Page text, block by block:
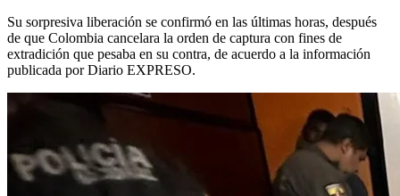
Su sorpresiva liberación se confirmó en las últimas horas, después
de que Colombia cancelara la orden de captura con fines de
extradición que pesaba en su contra, de acuerdo a la información
publicada por Diario EXPRESO.